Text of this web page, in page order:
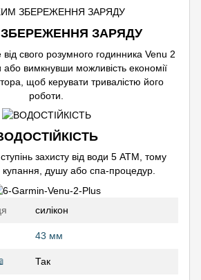
ЗАРЯДУ
свого розумного годинника Venu 2
або вимкнувши можливість економії
щоб керувати тривалістю його
роботи.
захисту від води 5 АТМ, тому
купання, душу або спа-процедур.
силікон
43 мм
Так